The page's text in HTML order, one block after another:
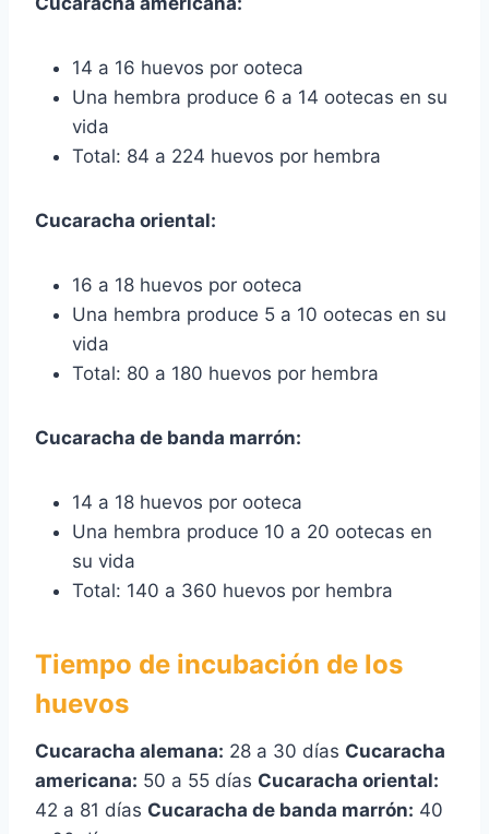
14 a 16 huevos por ooteca
Una hembra produce 6 a 14 ootecas en su
vida
Total: 84 a 224 huevos por hembra
Cucaracha oriental:
16 a 18 huevos por ooteca
Una hembra produce 5 a 10 ootecas en su
vida
Total: 80 a 180 huevos por hembra
Cucaracha de banda marrón:
14 a 18 huevos por ooteca
Una hembra produce 10 a 20 ootecas en
su vida
Total: 140 a 360 huevos por hembra
Tiempo de incubación de los
huevos
Cucaracha alemana: 28 a 30 días Cucaracha
americana: 50 a 55 días Cucaracha oriental:
42 a 81 días Cucaracha de banda marrón: 40